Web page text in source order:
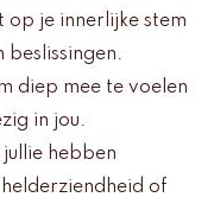
op je innerlijke stem
beslissingen.
diep mee te voelen
in jou.
jullie hebben
of